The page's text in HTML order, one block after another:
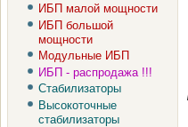
ИБП малой мощности
ИБП большой
мощности
Модульные ИБП
ИБП - распродажа !!!
Стабилизаторы
Высокоточные
стабилизаторы